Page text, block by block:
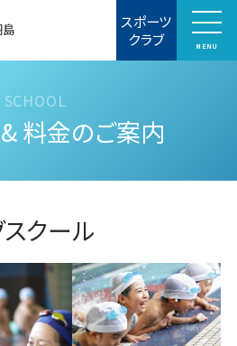
島 スポーツ
クラブ MENU
料金のご案内
クール